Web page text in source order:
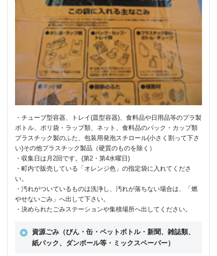
・チューブ型容器、トレイ(皿型容器)、食料品や日用品等のプラ製
ボトル、ポリ袋・ラップ類、ネット、食料品のパック・カップ類
プラスチック製のふた、包装用発泡スチロール(小さく割って下さ
い)その他プラスチック製品（硬質のものを除く）
・収集日は月2回です。(第2・第4水曜日)
・町内で販売している「オレンジ色」の指定袋に入れてくださ
い。
・汚れがついているものは洗浄し、汚れが落ちない場合は、「燃
やせないごみ」へ出して下さい。
・決められたごみステーションや集積場所へ出してください。
資源ごみ（びん・缶・ペットボトル・新聞、雑誌類、
紙パック、ダンボール等・ミックスペーパー）